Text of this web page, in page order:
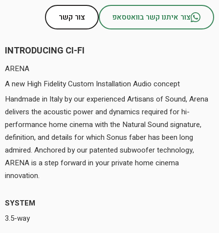
צור איתנו קשר בוואטסאפ צור קשר
INTRODUCING CI-FI
ARENA
A new High Fidelity Custom Installation Audio concept
Handmade in Italy by our experienced Artisans of Sound, Arena
delivers the acoustic power and dynamics required for hi-
performance home cinema with the Natural Sound signature,
definition, and details for which Sonus faber has been long
admired. Anchored by our patented subwoofer technology,
ARENA is a step forward in your private home cinema
innovation.
SYSTEM
3.5-way